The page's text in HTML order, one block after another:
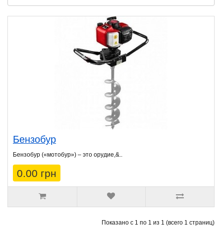
Бензобур
Бензобур («мотобур») – это орудие,&..
0.00 грн
Показано с 1 по 1 из 1 (всего 1 страниц)